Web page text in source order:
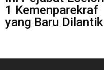
1 Kemenparekraf
yang Baru Dilantik